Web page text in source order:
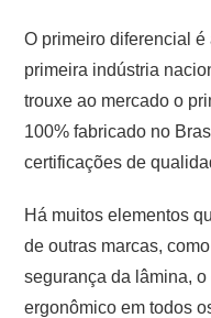
O primeiro diferencial
primeira indústria
trouxe ao mercado o
100% fabricado no
certificações de
Há muitos elementos
de outras marcas,
segurança da lâmina,
ergonômico em todos